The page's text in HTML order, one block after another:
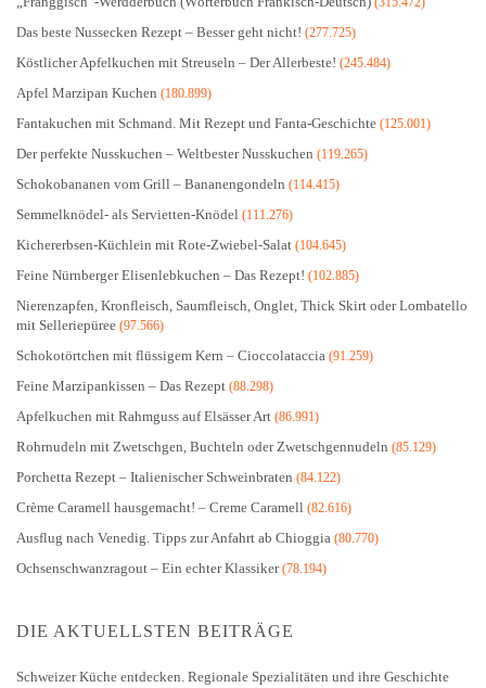
Das beste Nussecken Rezept – Besser geht nicht! (277.725)
Köstlicher Apfelkuchen mit Streuseln – Der Allerbeste! (245.484)
Apfel Marzipan Kuchen (180.899)
Fantakuchen mit Schmand. Mit Rezept und Fanta-Geschichte (125.001)
Der perfekte Nusskuchen – Weltbester Nusskuchen (119.265)
Schokobananen vom Grill – Bananengondeln (114.415)
Semmelknödel- als Servietten-Knödel (111.276)
Kichererbsen-Küchlein mit Rote-Zwiebel-Salat (104.645)
Feine Nürnberger Elisenlebkuchen – Das Rezept! (102.885)
Nierenzapfen, Kronfleisch, Saumfleisch, Onglet, Thick Skirt oder Lombatello
mit Selleriepüree (97.566)
Schokotörtchen mit flüssigem Kern – Cioccolataccia (91.259)
Feine Marzipankissen – Das Rezept (88.298)
Apfelkuchen mit Rahmguss auf Elsässer Art (86.991)
Rohrnudeln mit Zwetschgen, Buchteln oder Zwetschgennudeln (85.129)
Porchetta Rezept – Italienischer Schweinbraten (84.122)
Crème Caramell hausgemacht! – Creme Caramell (82.616)
Ausflug nach Venedig. Tipps zur Anfahrt ab Chioggia (80.770)
Ochsenschwanzragout – Ein echter Klassiker(78.194)
DIE AKTUELLSTEN BEITRÄGE
Schweizer Küche entdecken. Regionale Spezialitäten und ihre Geschichte